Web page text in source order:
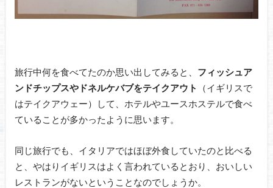
旅行中何を食べてたのか思い出してみると、 フィッシュア
ンドチップスやドネルケバブをテイクアウト
（イギリスで
はテイクアウェー）して、ホテルやユースホステルで食べ
ていることが多かったように思います。
同じ旅行でも、イタリアではほぼ外食していたのと比べる
と、やはりイギリスはよく言われているとおり、おいしい
レストランがないということなのでしょうか。